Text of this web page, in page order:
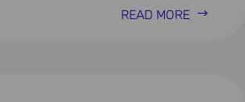
READ MORE